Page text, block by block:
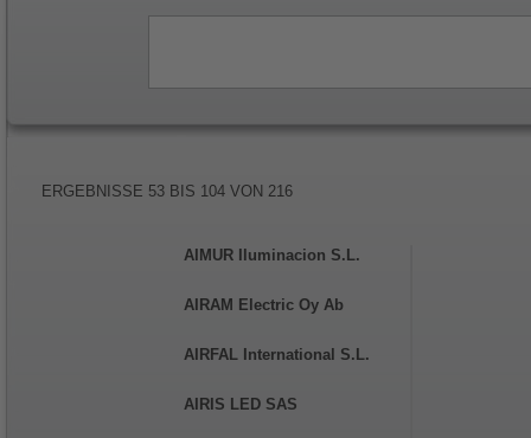
ERGEBNISSE 53 BIS 104 VON 216
AIMUR Iluminacion S.L.
AIRAM Electric Oy Ab
AIRFAL International S.L.
AIRIS LED SAS